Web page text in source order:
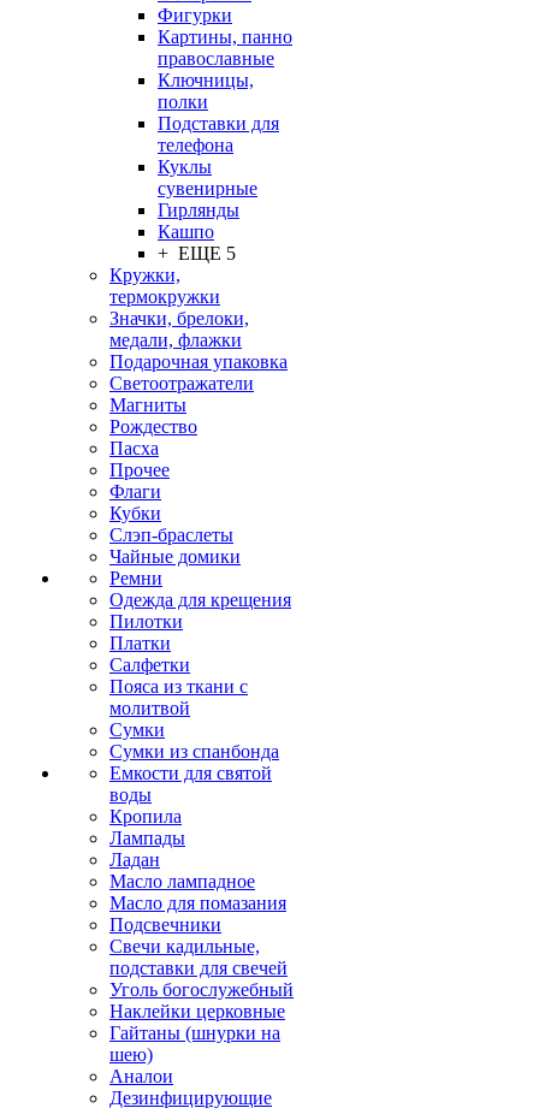
Фигурки
Картины, панно
православные
Ключницы,
полки
Подставки для
телефона
Куклы
сувенирные
Гирлянды
Кашпо
+ ЕЩЕ 5
Кружки,
термокружки
Значки, брелоки,
медали, флажки
Подарочная упаковка
Светоотражатели
Магниты
Рождество
Пасха
Прочее
Флаги
Кубки
Слэп-браслеты
Чайные домики
Ремни
Одежда для крещения
Пилотки
Платки
Салфетки
Пояса из ткани с
молитвой
Сумки
Сумки из спанбонда
Емкости для святой
воды
Кропила
Лампады
Ладан
Масло лампадное
Масло для помазания
Подсвечники
Свечи кадильные,
подставки для свечей
Уголь богослужебный
Наклейки церковные
Гайтаны (шнурки на
шею)
Аналои
Дезинфицирующие